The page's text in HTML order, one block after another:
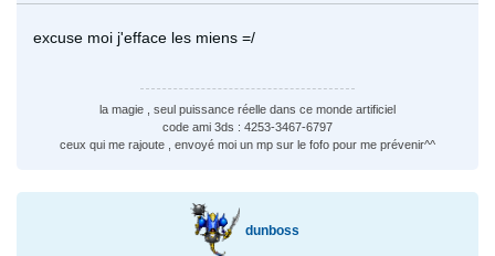
excuse moi j'efface les miens =/
la magie , seul puissance réelle dans ce monde artificiel
code ami 3ds : 4253-3467-6797
ceux qui me rajoute , envoyé moi un mp sur le fofo pour me prévenir^^
dunboss